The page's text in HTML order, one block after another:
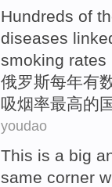
Hundreds of
diseases
smoking rates
俄罗斯每年有
吸烟率最高的
youdao
This is a big
same corner